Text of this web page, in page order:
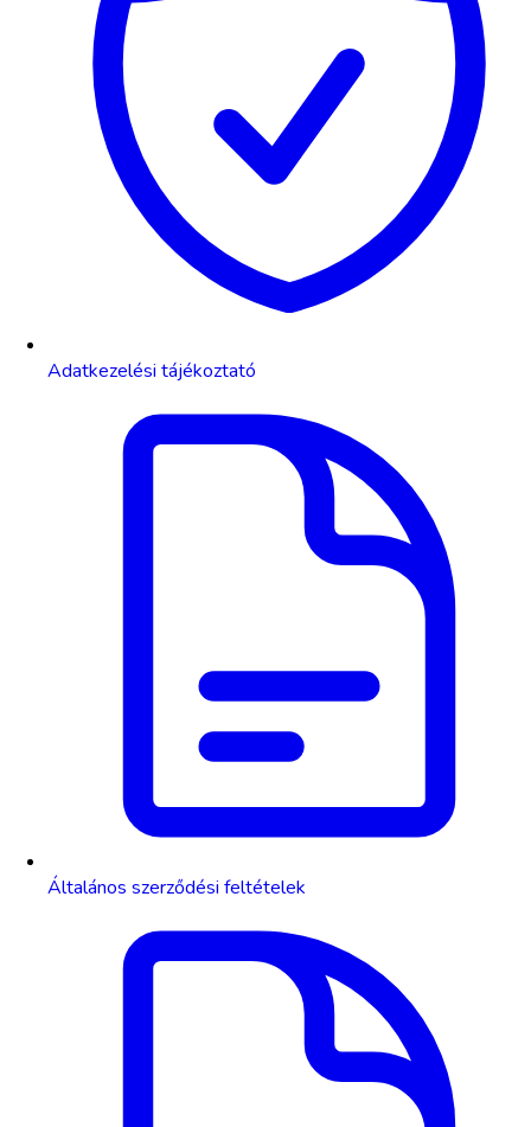
Adatkezelési tájékoztató
Általános szerződési feltételek